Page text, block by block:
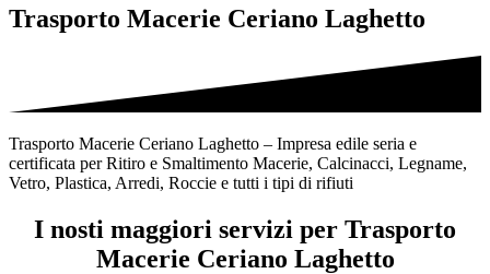
Legname,
e
i
tipi
di
Trasporto Macerie Ceriano Laghetto
Trasporto Macerie Ceriano Laghetto – Impresa edile seria e
certificata per Ritiro e Smaltimento Macerie, Calcinacci, Legname,
Vetro, Plastica, Arredi, Roccie e tutti i tipi di rifiuti
I nosti maggiori servizi per Trasporto
Macerie Ceriano Laghetto